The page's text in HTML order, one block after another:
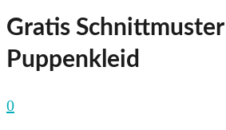
Gratis Schnittmuster
Puppenkleid
0